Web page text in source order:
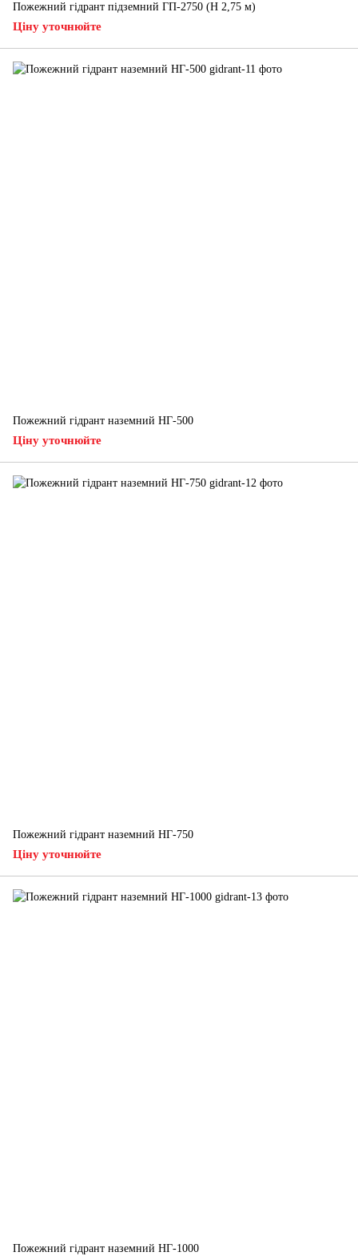
Пожежний гідрант підземний ГП-2750 (H 2,75 м)
Ціну уточнюйте
Пожежний гідрант наземний НГ-500
Ціну уточнюйте
Пожежний гідрант наземний НГ-750
Ціну уточнюйте
Пожежний гідрант наземний НГ-1000